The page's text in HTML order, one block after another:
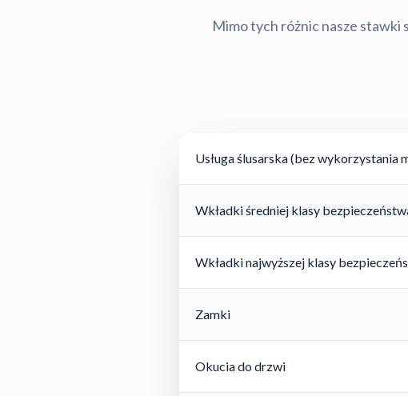
Mimo tych różnic nasze stawki
Usługa ślusarska (bez wykorzystania
Wkładki średniej klasy
Wkładki najwyższej klasy
Zamki
Okucia do drzwi